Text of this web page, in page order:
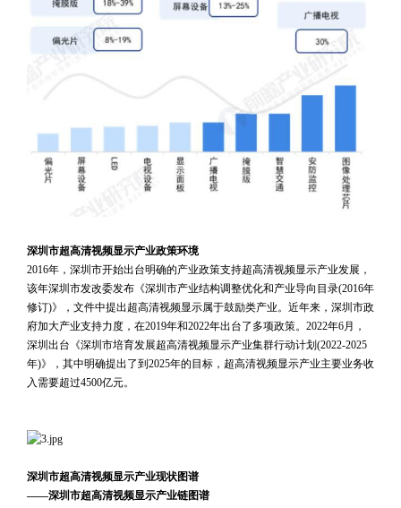
深圳市超高清视频显示产业政策环境
2016年，深圳市开始出台明确的产业政策支持超高清视频显示产业发展，
该年深圳市发改委发布《深圳市产业结构调整优化和产业导向目录(2016年
修订)》，文件中提出超高清视频显示属于鼓励类产业。近年来，深圳市政
府加大产业支持力度，在2019年和2022年出台了多项政策。2022年6月，
深圳出台《深圳市培育发展超高清视频显示产业集群行动计划(2022-2025
年)》，其中明确提出了到2025年的目标，超高清视频显示产业主要业务收
入需要超过4500亿元。
深圳市超高清视频显示产业现状图谱
——深圳市超高清视频显示产业链图谱